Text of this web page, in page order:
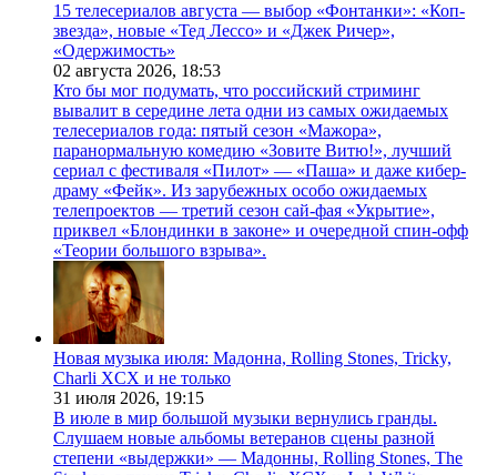
15 телесериалов августа — выбор «Фонтанки»: «Коп-
звезда», новые «Тед Лессо» и «Джек Ричер»,
«Одержимость»
02 августа 2026, 18:53
Кто бы мог подумать, что российский стриминг
вывалит в середине лета одни из самых ожидаемых
телесериалов года: пятый сезон «Мажора»,
паранормальную комедию «Зовите Витю!», лучший
сериал с фестиваля «Пилот» — «Паша» и даже кибер-
драму «Фейк». Из зарубежных особо ожидаемых
телепроектов — третий сезон сай-фая «Укрытие»,
приквел «Блондинки в законе» и очередной спин-офф
«Теории большого взрыва».
Новая музыка июля: Мадонна, Rolling Stones, Tricky,
Charli XCX и не только
31 июля 2026, 19:15
В июле в мир большой музыки вернулись гранды.
Слушаем новые альбомы ветеранов сцены разной
степени «выдержки» — Мадонны, Rolling Stones, The